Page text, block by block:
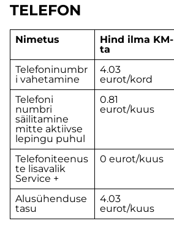
TELEFON
Nimetus
Hind ilma KM-
ta
Telefoninumbr
i vahetamine
4.03
eurot/kord
Telefoni
numbri
säilitamine
mitte aktiivse
lepingu puhul
0.81
eurot/kuus
Telefoniteenus
te lisavalik
Service +
0 eurot/kuus
Alusühenduse
tasu
4.03
eurot/kuus